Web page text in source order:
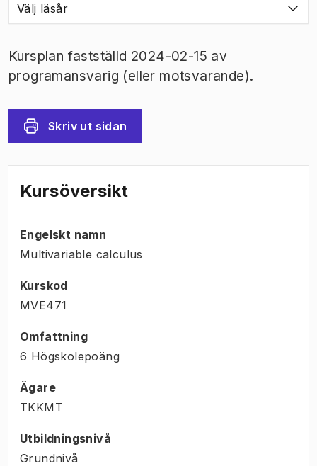
Välj läsår
Kursplan fastställd 2024-02-15 av
programansvarig (eller motsvarande).
Skriv ut sidan
Kursöversikt
Engelskt namn
Multivariable calculus
Kurskod
MVE471
Omfattning
6 Högskolepoäng
Ägare
TKKMT
Utbildningsnivå
Grundnivå